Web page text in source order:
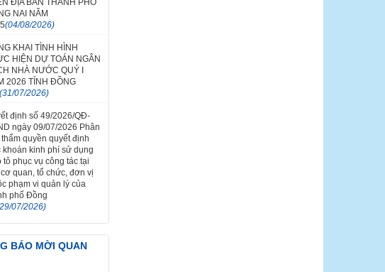
ĐỊA BÀN THÀNH PHỐ
NAI NĂM
(04/08/2026)
KHAI TÌNH HÌNH
HIỆN DỰ TOÁN NGÂN
NHÀ NƯỚC QUÝ I
2026 TỈNH ĐỒNG
(31/07/2026)
định số 49/2026/QĐ-
ngày 09/07/2026 Phân
quyền quyết định
khoán kinh phí sử dụng
tô phục vụ công tác tại
quan, tổ chức, đơn vị
phạm vi quản lý của
phố Đồng
07/2026)
BÁO MỜI QUAN